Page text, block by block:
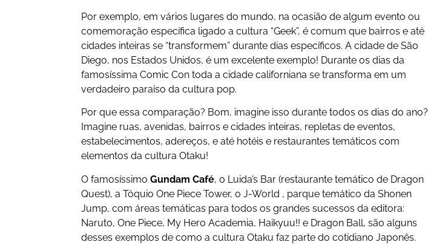
Por exemplo, em vários lugares do mundo, na ocasião de algum evento ou
comemoração específica ligado a cultura “Geek”, é comum que bairros e até
cidades inteiras se “transformem” durante dias específicos. A cidade de São
Diego, nos Estados Unidos, é um excelente exemplo! Durante os dias da
famosíssima Comic Con toda a cidade californiana se transforma em um
verdadeiro paraíso da cultura pop.
Por que essa comparação? Bom, imagine isso durante todos os dias do ano?
Imagine ruas, avenidas, bairros e cidades inteiras, repletas de eventos,
estabelecimentos, adereços, e até hotéis e restaurantes temáticos com
elementos da cultura Otaku!
O famosíssimoGundam Café, o Luida’s Bar (restaurante temático de Dragon
Quest), a Tóquio One Piece Tower, o J-World , parque temático da Shonen
Jump, com áreas temáticas para todos os grandes sucessos da editora:
Naruto, One Piece, My Hero Academia, Haikyuu!! e Dragon Ball, são alguns
desses exemplos de como a cultura Otaku faz parte do cotidiano Japonês.